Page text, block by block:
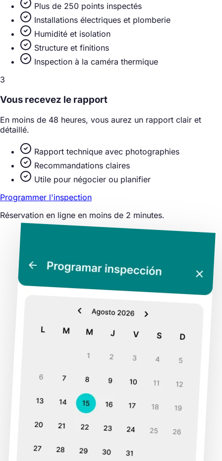
Plus de 250 points inspectés
Installations électriques et plomberie
Humidité et isolation
Structure et finitions
Inspection à la caméra thermique
3
Vous recevez le rapport
En moins de 48 heures, vous aurez un rapport clair et
détaillé.
Rapport technique avec photographies
Recommandations claires
Utile pour négocier ou planifier
Programmer l'inspection
Réservation en ligne en moins de 2 minutes.